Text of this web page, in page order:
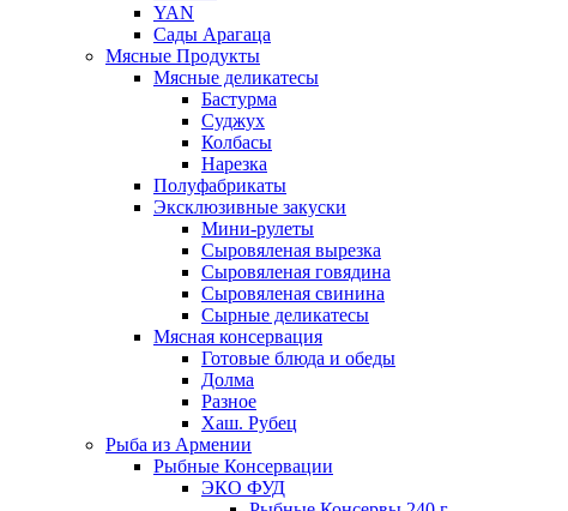
YAN
Сады Арагаца
Мясные Продукты
Мясные деликатесы
Бастурма
Суджух
Колбасы
Нарезка
Полуфабрикаты
Эксклюзивные закуски
Мини-рулеты
Сыровяленая вырезка
Сыровяленая говядина
Сыровяленая свинина
Сырные деликатесы
Мясная консервация
Готовые блюда и обеды
Долма
Разное
Хаш. Рубец
Рыба из Армении
Рыбные Консервации
ЭКО ФУД